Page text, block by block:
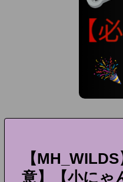
【
意】【小にゃ